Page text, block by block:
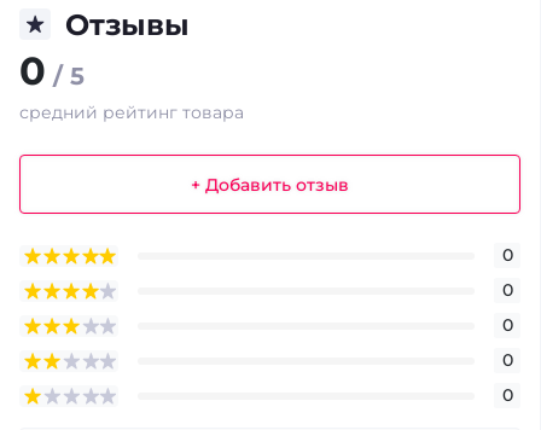
Отзывы
0 / 5
средний рейтинг товара
+ Добавить отзыв
0
0
0
0
0